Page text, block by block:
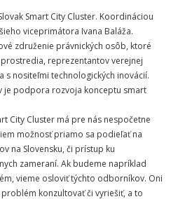
Smart City Cluster. Koordináciou
viceprimátora Ivana Baláža.
združenie právnických osôb, ktoré
reprezentantov verejnej
nositeľmi technologických inovácií.
je podpora rozvoja konceptu smart
City Cluster má pre nás nespočetne
možnosť priamo sa podieľať na
na Slovensku, či prístup ku
zameraní. Ak budeme napríklad
vieme osloviť týchto odborníkov. Oni
konzultovať či vyriešiť, a to